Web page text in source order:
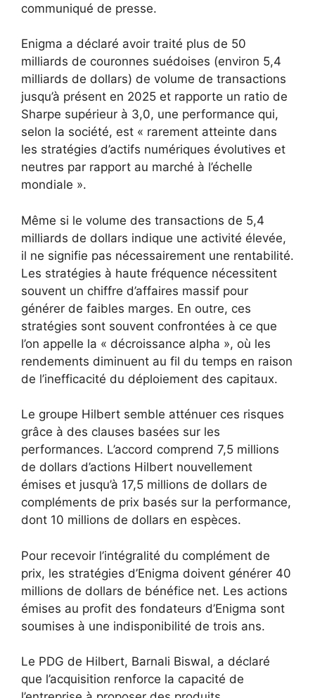
communiqué de presse.
Enigma a déclaré avoir traité plus de 50
milliards de couronnes suédoises (environ 5,4
milliards de dollars) de volume de transactions
jusqu’à présent en 2025 et rapporte un ratio de
Sharpe supérieur à 3,0, une performance qui,
selon la société, est « rarement atteinte dans
les stratégies d’actifs numériques évolutives et
neutres par rapport au marché à l’échelle
mondiale ».
Même si le volume des transactions de 5,4
milliards de dollars indique une activité élevée,
il ne signifie pas nécessairement une rentabilité.
Les stratégies à haute fréquence nécessitent
souvent un chiffre d’affaires massif pour
générer de faibles marges. En outre, ces
stratégies sont souvent confrontées à ce que
l’on appelle la « décroissance alpha », où les
rendements diminuent au fil du temps en raison
de l’inefficacité du déploiement des capitaux.
Le groupe Hilbert semble atténuer ces risques
grâce à des clauses basées sur les
performances. L’accord comprend 7,5 millions
de dollars d’actions Hilbert nouvellement
émises et jusqu’à 17,5 millions de dollars de
compléments de prix basés sur la performance,
dont 10 millions de dollars en espèces.
Pour recevoir l’intégralité du complément de
prix, les stratégies d’Enigma doivent générer 40
millions de dollars de bénéfice net. Les actions
émises au profit des fondateurs d’Enigma sont
soumises à une indisponibilité de trois ans.
Le PDG de Hilbert, Barnali Biswal, a déclaré
que l’acquisition renforce la capacité de